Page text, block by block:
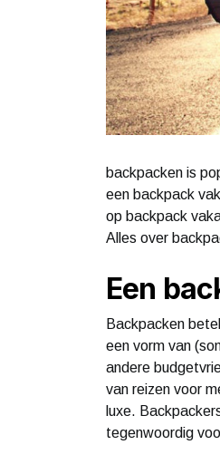
backpacken is
een backpack
op backpack
Alles over
Een
Backpacken
een vorm van
andere
van reizen voor
luxe.
tegenwoordig